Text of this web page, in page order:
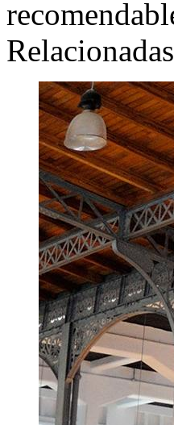
Relacionadas